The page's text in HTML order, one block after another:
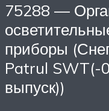
75288 —
приборы
Patrul SWT(-
выпуск))